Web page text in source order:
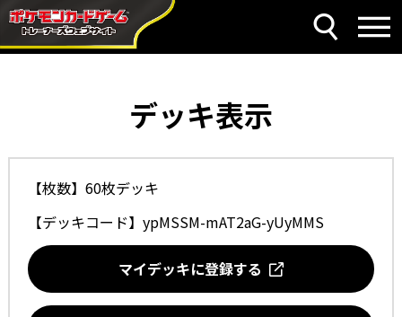
デッキ表示
【枚数】60枚デッキ
【デッキコード】 ypMSSM-mAT2aG-yUyMMS
マイデッキに登録する